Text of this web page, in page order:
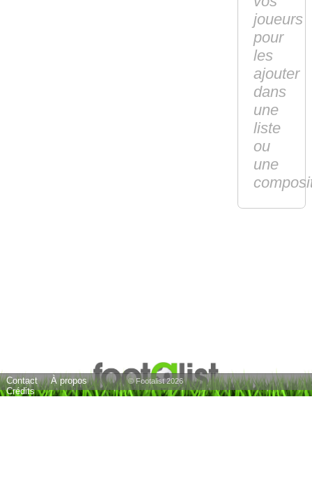
joueurs
pour
les
ajouter
dans
une
liste
ou
une
Contact
À propos
Crédits
© Footalist 2026